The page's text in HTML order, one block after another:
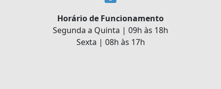
Horário de Funcionamento
Segunda a Quinta | 09h às 18h
Sexta | 08h às 17h